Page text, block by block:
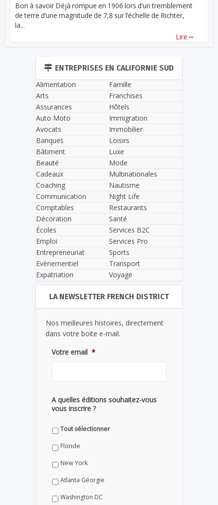
Bon à savoir Déjà rompue en 1906 lors d’un tremblement
de terre d’une magnitude de 7,8 sur l’échelle de Richter,
la...
Lire ...
ENTREPRISES EN CALIFORNIE SUD
Alimentation
Arts
Assurances
Auto Moto
Avocats
Banques
Bâtiment
Beauté
Cadeaux
Coaching
Communication
Comptables
Décoration
Écoles
Emploi
Entrepreneuriat
Evènementiel
Expatriation
Famille
Franchises
Hôtels
Immigration
Immobilier
Loisirs
Luxe
Mode
Multinationales
Nautisme
Night Life
Restaurants
Santé
Services B2C
Services Pro
Sports
Transport
Voyage
LA NEWSLETTER FRENCH DISTRICT
Nos meilleures histoires, directement
dans votre boite e-mail.
Votre email *
A quelles éditions souhaitez-vous
vous inscrire ?
Tout sélectionner
Floride
New York
Atlanta Géorgie
Washington DC